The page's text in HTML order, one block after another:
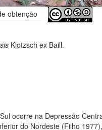
obtenção
Klotzsch ex Baill.
ocorre na Depressão
do Nordeste (Filho